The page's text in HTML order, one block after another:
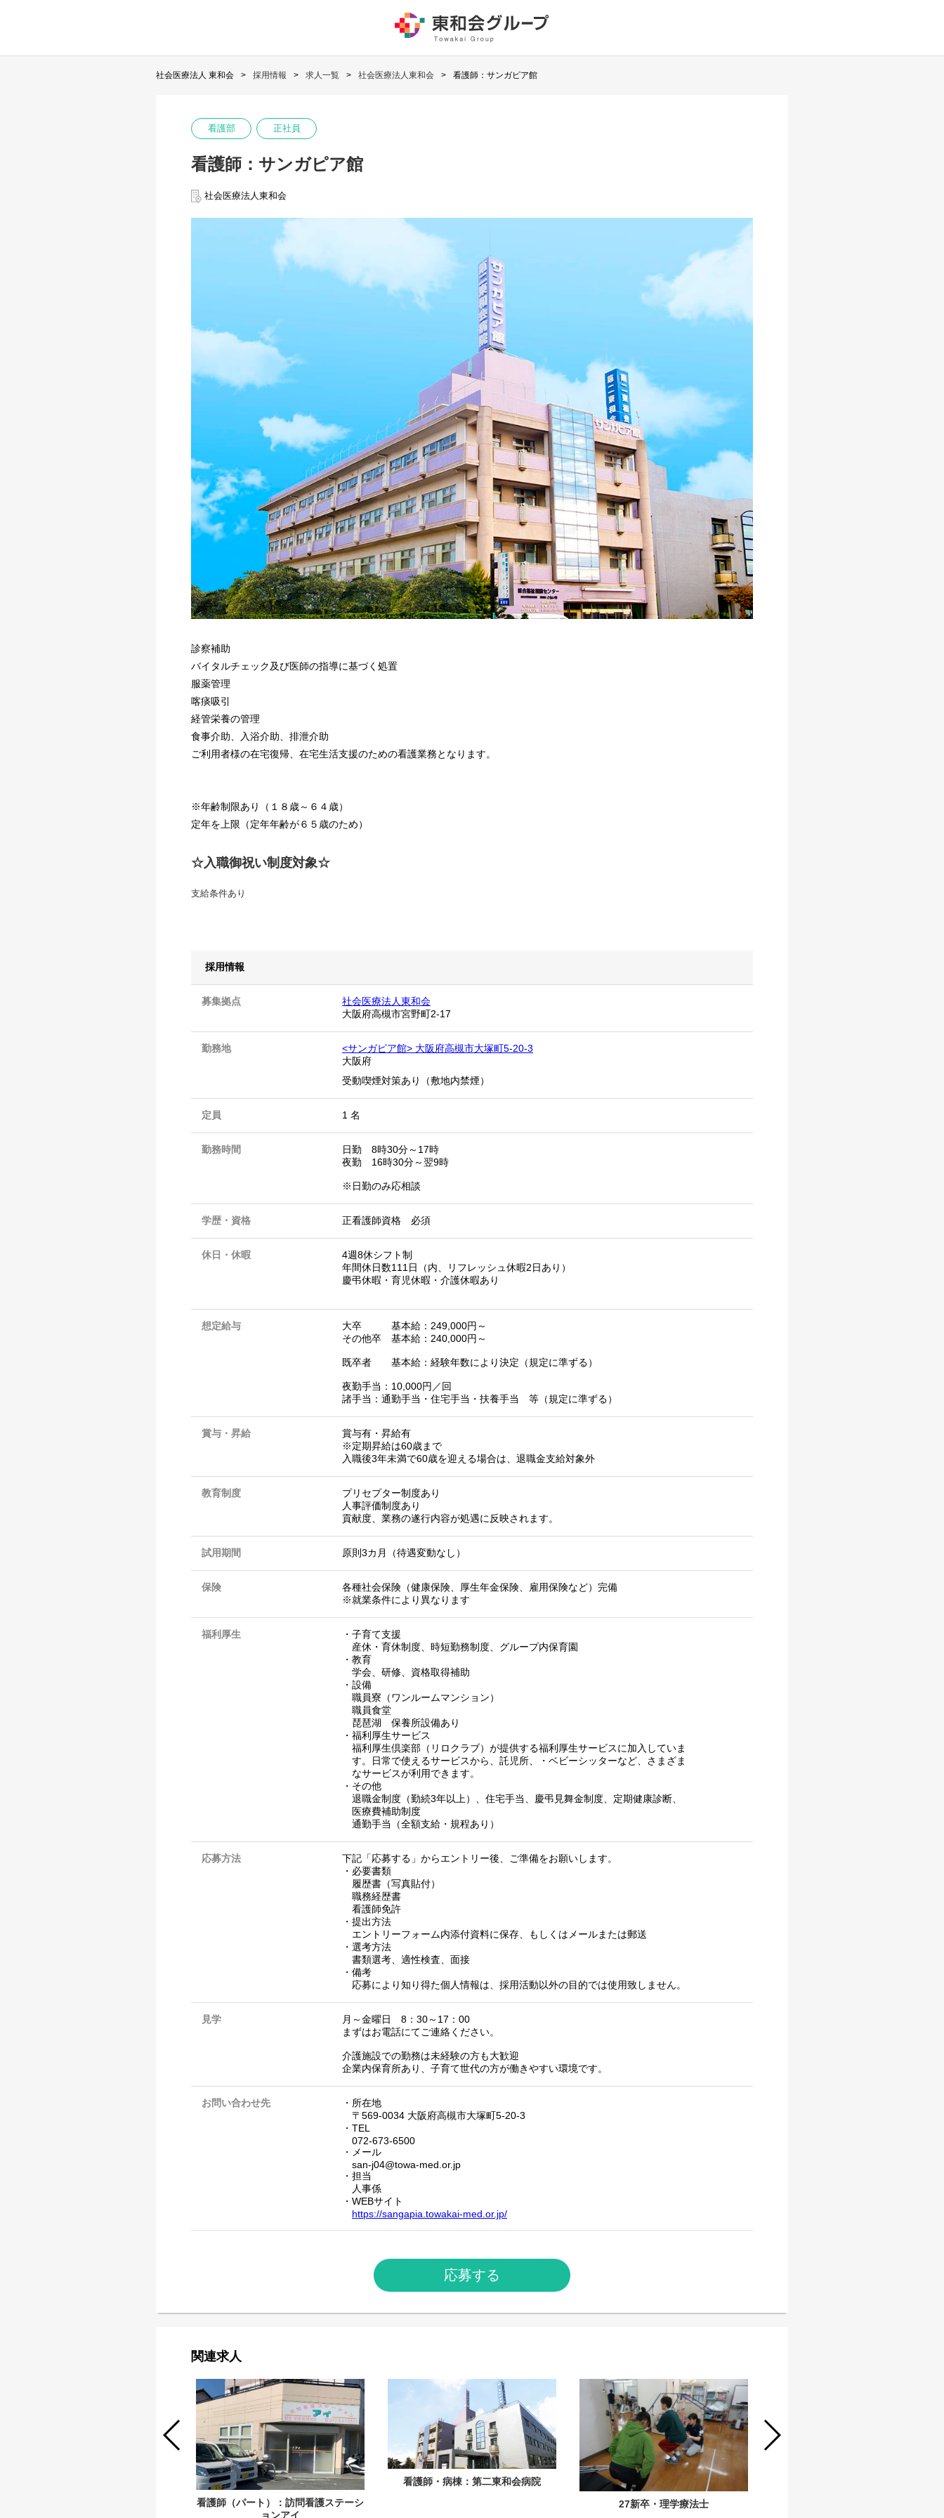
社会医療法人 東和会 採用情報 求人一覧 社会医療法人東和会 看護師：サンガピア館
看護部 正社員
看護師：サンガピア館
社会医療法人東和会
診察補助
バイタルチェック及び医師の指導に基づく処置
服薬管理
喀痰吸引
経管栄養の管理
食事介助、入浴介助、排泄介助
ご利用者様の在宅復帰、在宅生活支援のための看護業務となります。
※年齢制限あり（１８歳～６４歳）
定年を上限（定年年齢が６５歳のため）
☆入職御祝い制度対象☆
支給条件あり
採用情報
募集拠点
社会医療法人東和会
大阪府高槻市宮野町2-17
勤務地
<サンガピア館> 大阪府高槻市大塚町5-20-3
大阪府
受動喫煙対策あり（敷地内禁煙）
定員 1 名
勤務時間
日勤 8時30分～17時
夜勤 16時30分～翌9時
※日勤のみ応相談
学歴・資格 正看護師資格 必須
休日・休暇
4週8休シフト制
年間休日数111日（内、リフレッシュ休暇2日あり）
慶弔休暇・育児休暇・介護休暇あり
想定給与
大卒 基本給：249,000円～
その他卒 基本給：240,000円～
既卒者 基本給：経験年数により決定（規定に準ずる）
夜勤手当：10,000円／回
諸手当：通勤手当・住宅手当・扶養手当 等（規定に準ずる）
賞与・昇給
賞与有・昇給有
※定期昇給は60歳まで
入職後3年未満で60歳を迎える場合は、退職金支給対象外
教育制度
プリセプター制度あり
人事評価制度あり
貢献度、業務の遂行内容が処遇に反映されます。
試用期間 原則3カ月（待遇変動なし）
保険
各種社会保険（健康保険、厚生年金保険、雇用保険など）完備
※就業条件により異なります
福利厚生
・子育て支援
産休・育休制度、時短勤務制度、グループ内保育園
・教育
学会、研修、資格取得補助
・設備
職員寮（ワンルームマンション）
職員食堂
琵琶湖 保養所設備あり
・福利厚生サービス
福利厚生倶楽部（リロクラブ）が提供する福利厚生サービスに加入していま
す。日常で使えるサービスから、託児所、・ベビーシッターなど、さまざま
なサービスが利用できます。
・その他
退職金制度（勤続3年以上）、住宅手当、慶弔見舞金制度、定期健康診断、
医療費補助制度
通勤手当（全額支給・規程あり）
応募方法
下記「応募する」からエントリー後、ご準備をお願いします。
・必要書類
履歴書（写真貼付）
職務経歴書
看護師免許
・提出方法
エントリーフォーム内添付資料に保存、もしくはメールまたは郵送
・選考方法
書類選考、適性検査、面接
・備考
応募により知り得た個人情報は、採用活動以外の目的では使用致しません。
見学
月～金曜日 8：30～17：00
まずはお電話にてご連絡ください。
介護施設での勤務は未経験の方も大歓迎
企業内保育所あり、子育て世代の方が働きやすい環境です。
お問い合わせ先
・所在地
〒569-0034 大阪府高槻市大塚町5-20-3
・TEL
072-673-6500
・メール
san-j04@towa-med.or.jp
・担当
人事係
・WEBサイト
https://sangapia.towakai-med.or.jp/
応募する
関連求人
看護師（パート）：訪問看護ステーシ
ョンアイ
看護師・病棟：第二東和会病院
27新卒・理学療法士